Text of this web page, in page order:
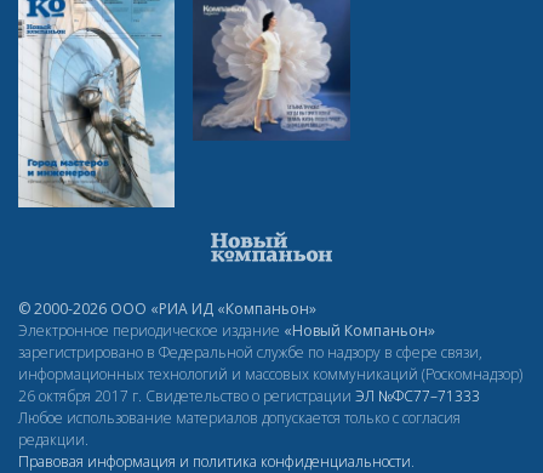
© 2000-2026 ООО «РИА ИД «Компаньон»
Электронное периодическое издание «Новый Компаньон»
зарегистрировано в Федеральной службе по надзору в сфере связи,
информационных технологий и массовых коммуникаций (Роскомнадзор)
26 октября 2017 г. Свидетельство о регистрации ЭЛ №ФС77–71333
Любое использование материалов допускается только с согласия
редакции.
Правовая информация и политика конфиденциальности.